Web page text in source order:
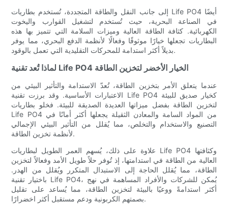
إلى جانب النقل والطاقة المتجددة، تُستخدم بطاريات Life PO4 أيضًا
في الصناعة البحرية، حيث تُستخدم لتشغيل القوارب واليخوت
الكهربائية. كثافة الطاقة العالية وميزات السلامة التي تتميز بها هذه
البطاريات تجعلها خيارًا موثوقًا وفعالًا لأنظمة الدفع البحري، مما يوفر
بديلاً أكثر استدامة للمحركات التقليدية التي تعمل بالوقود.
لماذا تُعد تقنية Life PO4 الخيار الأخضر لتخزين الطاقة
عندما يتعلق الأمر بتخزين الطاقة، تُعدّ الاستدامة والتأثير البيئي من
الاعتبارات الأساسية. وقد برزت تقنية Life PO4 كخيار صديق للبيئة
لتخزين الطاقة بفضل ميزاتها العديدة الصديقة للبيئة. فخلو بطاريات
Life PO4 من المواد السامة والمعادن الثقيلة يجعلها أكثر أمانًا في
التصنيع والاستخدام والتخلص، مما يُقلل من التأثير البيئي الإجمالي
لأنظمة تخزين الطاقة.
علاوة على ذلك، يُسهم العمر الطويل لبطاريات Life PO4 وكثافتها
العالية من الطاقة في استدامتها، إذ تُوفر حلاً طويل الأمد وفعالاً لتخزين
الطاقة، مما يُقلل الحاجة إلى الاستبدال المتكرر ويُقلل من الهدر.
باختيار تقنية Life PO4، يُمكن للشركات والأفراد المساهمة في نهج
أكثر استدامةً ووعيًا بالبيئة لتخزين الطاقة، مما يُساعد على تقليل
بصمتهم الكربونية ودعم مستقبل أكثر اخضرارًا.